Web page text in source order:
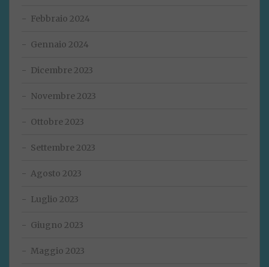
Febbraio 2024
Gennaio 2024
Dicembre 2023
Novembre 2023
Ottobre 2023
Settembre 2023
Agosto 2023
Luglio 2023
Giugno 2023
Maggio 2023